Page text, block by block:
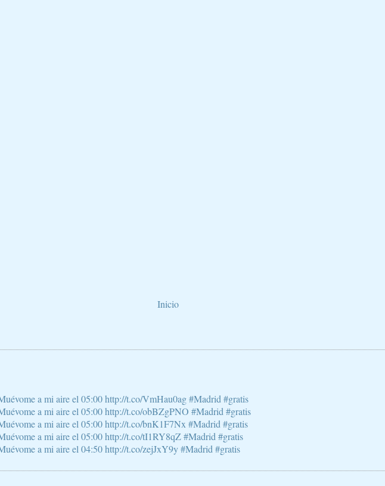
Inicio
a mi aire el 05:00 http://t.co/VmHau0ag #Madrid #gratis
a mi aire el 05:00 http://t.co/obBZgPNO #Madrid #gratis
a mi aire el 05:00 http://t.co/bnK1F7Nx #Madrid #gratis
a mi aire el 05:00 http://t.co/tI1RY8qZ #Madrid #gratis
a mi aire el 04:50 http://t.co/zejJxY9y #Madrid #gratis